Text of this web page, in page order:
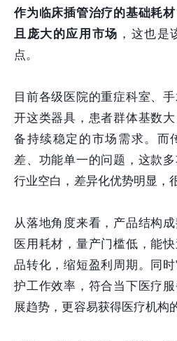
作为临床插管治疗的基础耗
且庞大的应用市场 ，这也是
点。
目前各级医院的重症科室、
开这类器具，患者群体基数
备持续稳定的市场需求。而
差、功能单一的问题，这款
行业空白，差异化优势明显，
从落地角度来看，产品结构
医用耗材，量产门槛低，能
品转化，缩短盈利周期。同
护工作效率，符合当下医疗
展趋势，更容易获得医疗机构